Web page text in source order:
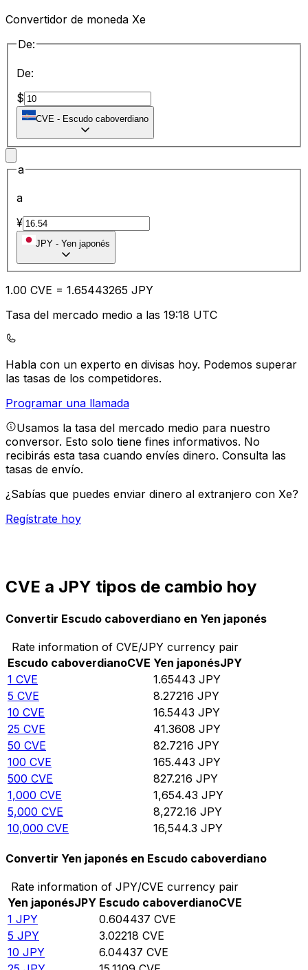
Convertidor de moneda Xe
De:
De:
$
CVE - Escudo caboverdiano
a
a
¥
JPY - Yen japonés
1.00 CVE = 1.65443265 JPY
Tasa del mercado medio a las 19:18 UTC
Habla con un experto en divisas hoy. Podemos superar
las tasas de los competidores.
Programar una llamada
Usamos la tasa del mercado medio para nuestro
conversor. Esto solo tiene fines informativos. No
recibirás esta tasa cuando envíes dinero. Consulta las
tasas de envío.
¿Sabías que puedes enviar dinero al extranjero con Xe?
Regístrate hoy
CVE a JPY tipos de cambio hoy
Convertir Escudo caboverdiano en Yen japonés
Rate information of CVE/JPY currency pair
Escudo caboverdianoCVE Yen japonésJPY
1 CVE 1.65443 JPY
5 CVE 8.27216 JPY
10 CVE 16.5443 JPY
25 CVE 41.3608 JPY
50 CVE 82.7216 JPY
100 CVE 165.443 JPY
500 CVE 827.216 JPY
1,000 CVE 1,654.43 JPY
5,000 CVE 8,272.16 JPY
10,000 CVE 16,544.3 JPY
Convertir Yen japonés en Escudo caboverdiano
Rate information of JPY/CVE currency pair
Yen japonésJPY Escudo caboverdianoCVE
1 JPY 0.604437 CVE
5 JPY 3.02218 CVE
10 JPY 6.04437 CVE